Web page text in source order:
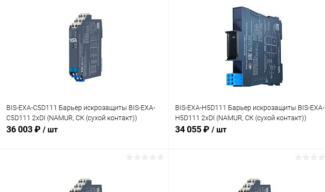
Сравнение
Под заказ
BIS-EXA-C5D111 Барьер искрозащиты BIS-EXA-
C5D111 2хDI (NAMUR, СК (сухой контакт))
36 003 ₽ / шт
BIS-EXA-H5D111 Барьер искрозащиты BIS-EXA-
H5D111 2хDI (NAMUR, СК (сухой контакт))
34 055 ₽ / шт